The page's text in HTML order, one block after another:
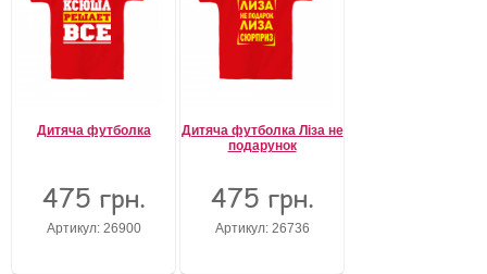
Ім'я користувача
Пароль
Запам'ятати мене
Забули свій пароль?
Забули своє Ім’я Користувача?
Дитяча футболка
475 грн.
Артикул: 26900
Дитяча футболка Ліза не
подарунок
475 грн.
Артикул: 26736